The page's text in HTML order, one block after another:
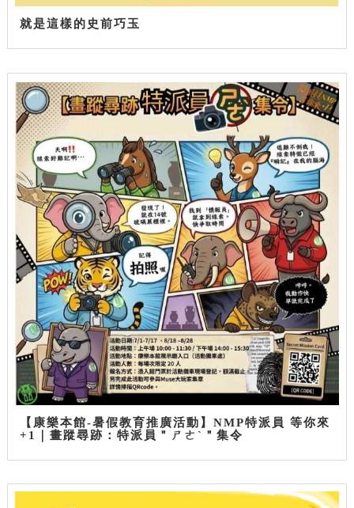
就是這樣的史前巧玉
【康樂本館-暑假教育推廣活動】NMP特派員 等你來
+1｜畫蹤尋跡：特派員＂ㄕㄜˋ＂集令